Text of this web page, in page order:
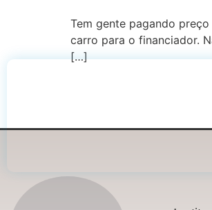
Tem gente pagando
carro para o financiador.
[…]